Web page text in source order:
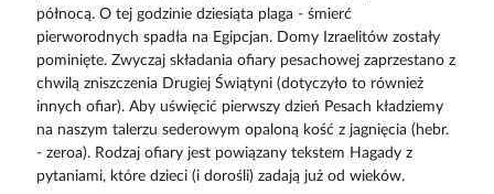
północą. O tej godzinie dziesiąta plaga - śmierć
pierworodnych spadła na Egipcjan. Domy Izraelitów zostały
pominięte. Zwyczaj składania ofiary pesachowej zaprzestano z
chwilą zniszczenia Drugiej Świątyni (dotyczyło to również
innych ofiar). Aby uświęcić pierwszy dzień Pesach kładziemy
na naszym talerzu sederowym opaloną kość z jagnięcia (hebr.
- zeroa). Rodzaj ofiary jest powiązany tekstem Hagady z
pytaniami, które dzieci (i dorośli) zadają już od wieków.